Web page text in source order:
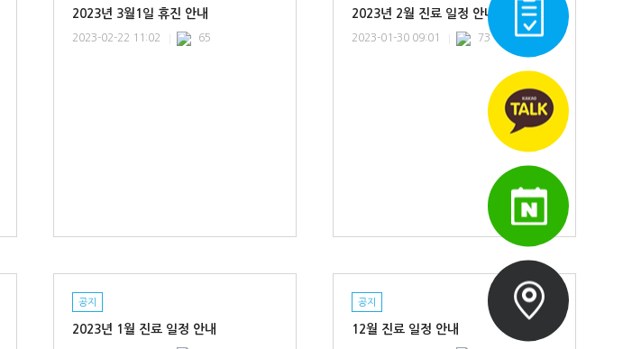
2023년 3월1일 휴진 안내
2023-02-22 11:02 65
2023년 2월 진료 일정 안내
2023-01-30 09:01 73
공지
2023년 1월 진료 일정 안내
공지
12월 진료 일정 안내